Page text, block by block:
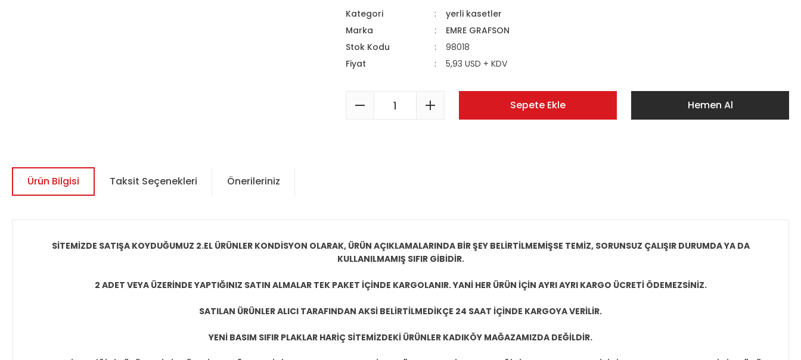
Kategori
yerli kasetler
Marka
EMRE GRAFSON
Stok Kodu
98018
Fiyat
5,93 USD + KDV
Sepete Ekle Hemen Al
Ürün Bilgisi Taksit Seçenekleri Önerileriniz
SİTEMİZDE SATIŞA KOYDUĞUMUZ 2.EL ÜRÜNLER KONDİSYON OLARAK, ÜRÜN AÇIKLAMALARINDA BİR ŞEY BELİRTİLMEMİŞSE TEMİZ, SORUNSUZ ÇALIŞIR DURUMDA YA DA
KULLANILMAMIŞ SIFIR GİBİDİR.
2 ADET VEYA ÜZERİNDE YAPTIĞINIZ SATIN ALMALAR TEK PAKET İÇİNDE KARGOLANIR. YANİ HER ÜRÜN İÇİN AYRI AYRI KARGO ÜCRETİ ÖDEMEZSİNİZ.
SATILAN ÜRÜNLER ALICI TARAFINDAN AKSİ BELİRTİLMEDİKÇE 24 SAAT İÇİNDE KARGOYA VERİLİR.
YENİ BASIM SIFIR PLAKLAR HARİÇ SİTEMİZDEKİ ÜRÜNLER KADIKÖY MAĞAZAMIZDA DEĞİLDİR.